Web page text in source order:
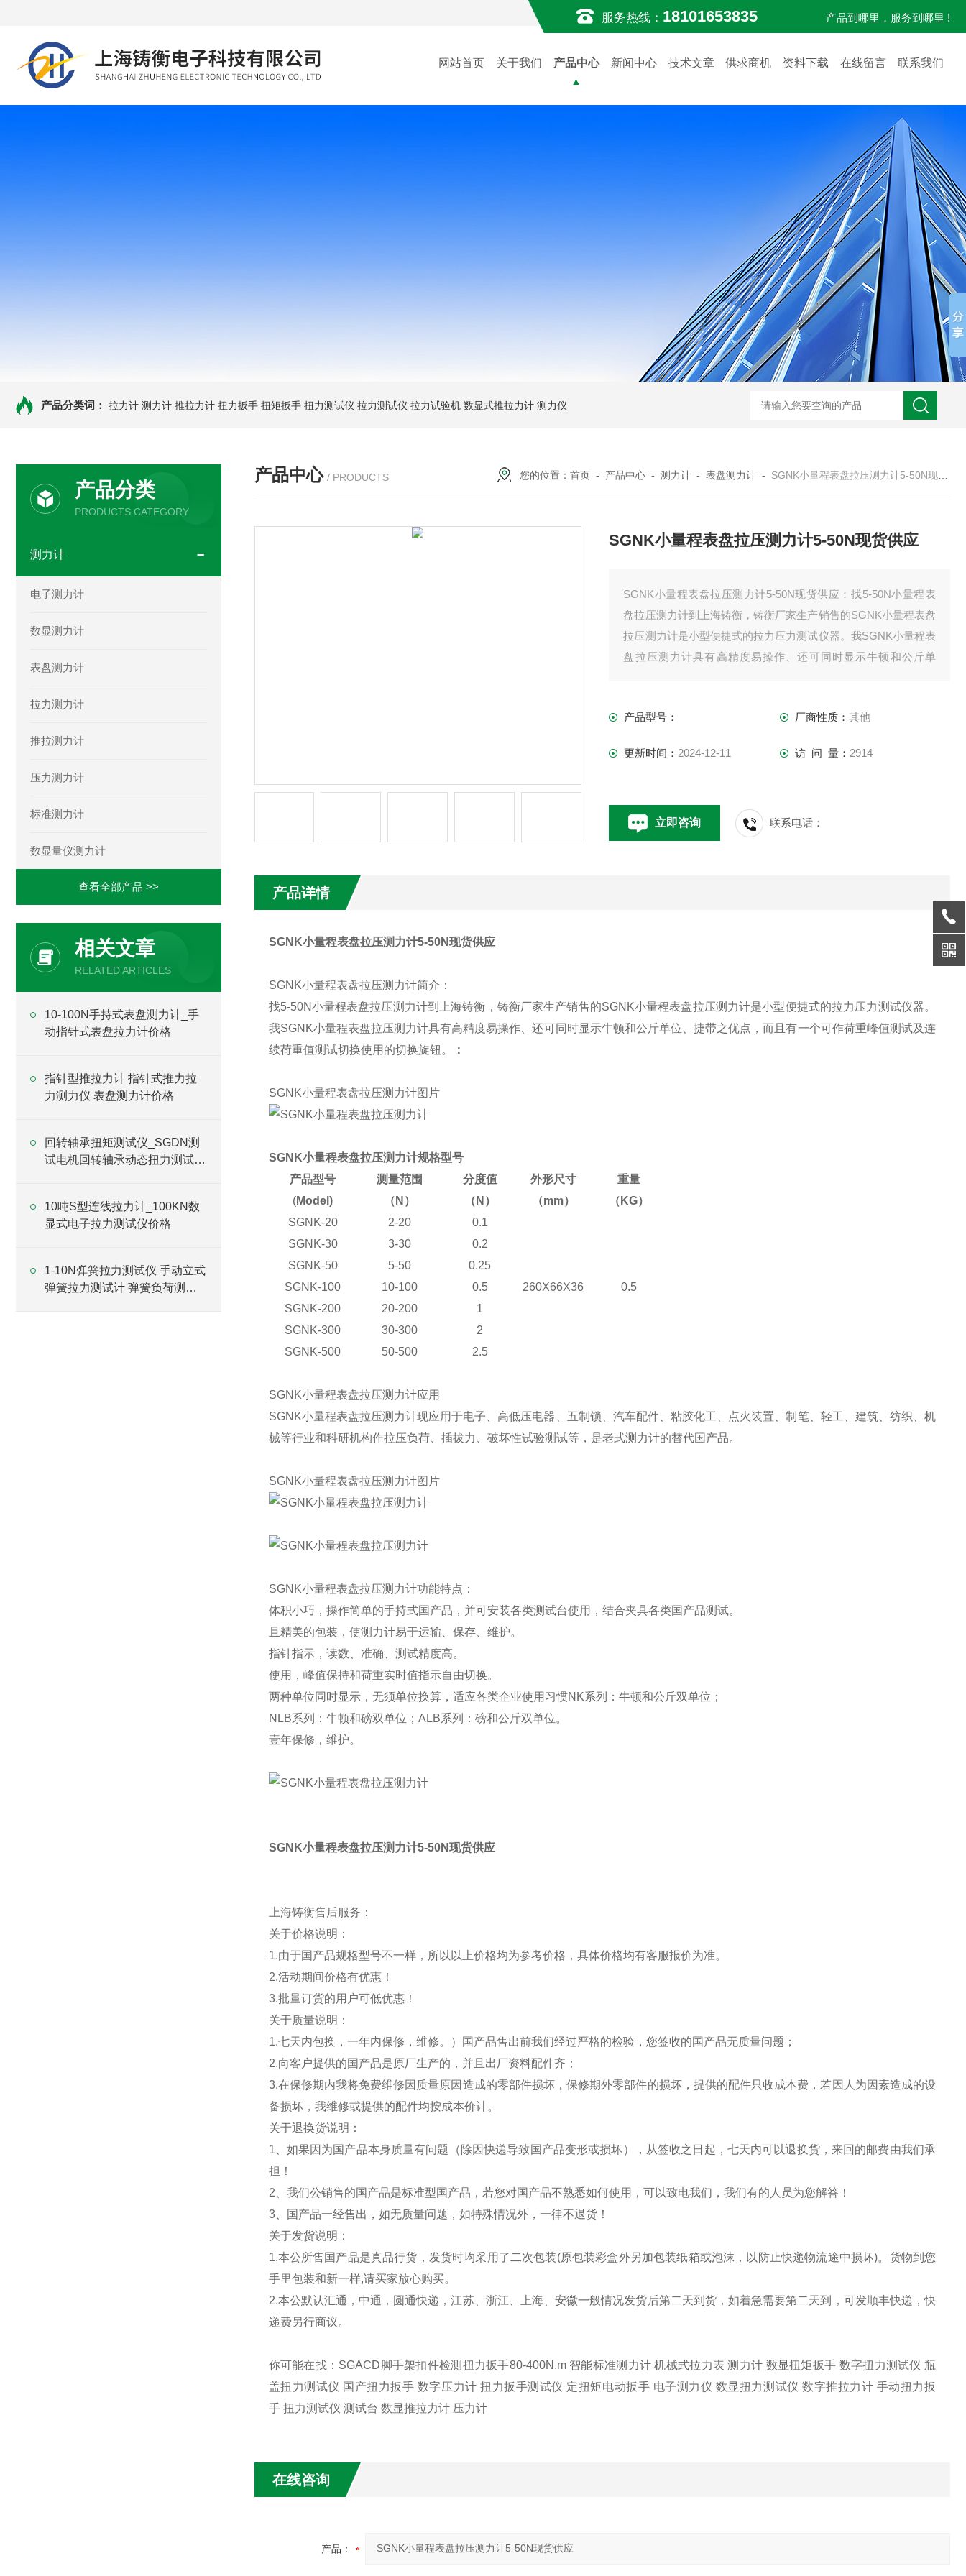
服务热线： 18101653835 产品到哪里，服务到哪里 !
网站首页 关于我们 产品中心 新闻中心 技术文章 供求商机 资料下载 在线留言 联系我们
产品分类词： 拉力计 测力计 推拉力计 扭力扳手 扭矩扳手 扭力测试仪 拉力测试仪 拉力试验机 数显式推拉力计 测力仪
产品分类
PRODUCTS CATEGORY
测力计
电子测力计
数显测力计
表盘测力计
拉力测力计
推拉测力计
压力测力计
标准测力计
数显量仪测力计
查看全部产品 >>
相关文章
RELATED ARTICLES
10-100N手持式表盘测力计_手
动指针式表盘拉力计价格
指针型推拉力计 指针式推力拉
力测力仪 表盘测力计价格
回转轴承扭矩测试仪_SGDN测
试电机回转轴承动态扭力测试仪
10吨S型连线拉力计_100KN数
显式电子拉力测试仪价格
1-10N弹簧拉力测试仪 手动立式
弹簧拉力测试计 弹簧负荷测力
产品中心 / PRODUCTS 您的位置：首页 - 产品中心 -测力计 -表盘测力计 - SGNK小量程表盘拉压测力计5-50N现货供应
SGNK小量程表盘拉压测力计5-50N现货供应
SGNK小量程表盘拉压测力计5-50N现货供应：​找5-50N小量程表
盘拉压测力计到上海铸衡，铸衡厂家生产销售的SGNK小量程表盘
拉压测力计是小型便捷式的拉力压力测试仪器。我SGNK小量程表
盘拉压测力计具有高精度易操作、还可同时显示牛顿和公斤单
产品型号：
厂商性质： 其他
更新时间： 2024-12-11 访 问 量： 2914
立即咨询 联系电话：
产品详情
SGNK小量程表盘拉压测力计5-50N现货供应
SGNK小量程表盘拉压测力计简介：
找5-50N小量程表盘拉压测力计到上海铸衡，铸衡厂家生产销售的SGNK小量程表盘拉压测力计是小型便捷式的拉力压力测试仪器。
我SGNK小量程表盘拉压测力计具有高精度易操作、还可同时显示牛顿和公斤单位、捷带之优点，而且有一个可作荷重峰值测试及连
续荷重值测试切换使用的切换旋钮。
：
SGNK小量程表盘拉压测力计图片
SGNK小量程表盘拉压测力计规格型号
产品型号
(Model)
测量范围
（N）
分度值
（N）
外形尺寸
（mm）
重量
（KG）
SGNK-20
2-20 0.1
260X66X36 0.5
SGNK-30 3-30
0.2
SGNK-50
5-50
0.25
SGNK-100
10-100
0.5
SGNK-200
20-200
1
SGNK-300
30-300
2
SGNK-500
50-500 2.5
SGNK小量程表盘拉压测力计应用
SGNK小量程表盘拉压测力计现应用于电子、高低压电器、五制锁、汽车配件、粘胶化工、点火装置、制笔、轻工、建筑、纺织、机
械等行业和科研机构作拉压负荷、插拔力、破坏性试验测试等，是老式测力计的替代国产品。
SGNK小量程表盘拉压测力计图片
SGNK小量程表盘拉压测力计功能特点：
体积小巧，操作简单的手持式国产品，并可安装各类测试台使用，结合夹具各类国产品测试。
且精美的包装，使测力计易于运输、保存、维护。
指针指示，读数、准确、测试精度高。
使用，峰值保持和荷重实时值指示自由切换。
两种单位同时显示，无须单位换算，适应各类企业使用习惯NK系列：牛顿和公斤双单位；
NLB系列：牛顿和磅双单位；ALB系列：磅和公斤双单位。
壹年保修，维护。
SGNK小量程表盘拉压测力计5-50N现货供应
上海铸衡售后服务：
关于价格说明：
1.由于国产品规格型号不一样，所以以上价格均为参考价格，具体价格均有客服报价为准。
2.活动期间价格有优惠！
3.批量订货的用户可低优惠！
关于质量说明：
1.七天内包换，一年内保修，维修。）国产品售出前我们经过严格的检验，您签收的国产品无质量问题；
2.向客户提供的国产品是原厂生产的，并且出厂资料配件齐；
3.在保修期内我将免费维修因质量原因造成的零部件损坏，保修期外零部件的损坏，提供的配件只收成本费，若因人为因素造成的设
备损坏，我维修或提供的配件均按成本价计。
关于退换货说明：
1、如果因为国产品本身质量有问题（除因快递导致国产品变形或损坏），从签收之日起，七天内可以退换货，来回的邮费由我们承
担！
2、我们公销售的国产品是标准型国产品，若您对国产品不熟悉如何使用，可以致电我们，我们有的人员为您解答！
3、国产品一经售出，如无质量问题，如特殊情况外，一律不退货！
关于发货说明：
1.本公所售国产品是真品行货，发货时均采用了二次包装(原包装彩盒外另加包装纸箱或泡沫，以防止快递物流途中损坏)。货物到您
手里包装和新一样,请买家放心购买。
2.本公默认汇通，中通，圆通快递，江苏、浙江、上海、安徽一般情况发货后第二天到货，如着急需要第二天到，可发顺丰快递，快
递费另行商议。
你可能在找：SGACD脚手架扣件检测扭力扳手80-400N.m 智能标准测力计 机械式拉力表 测力计 数显扭矩扳手 数字扭力测试仪 瓶
盖扭力测试仪 国产扭力扳手 数字压力计 扭力扳手测试仪 定扭矩电动扳手 电子测力仪 数显扭力测试仪 数字推拉力计 手动扭力扳
手 扭力测试仪 测试台 数显推拉力计 压力计
在线咨询
产品：